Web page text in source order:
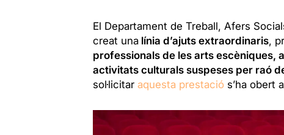
El Departament de Treball, Afers
creat unalínia d’ajuts extraordinaris,
professionals de les arts escèniques,
activitats culturals suspeses per raó
sol·licitar aquesta prestaciós’ha obert